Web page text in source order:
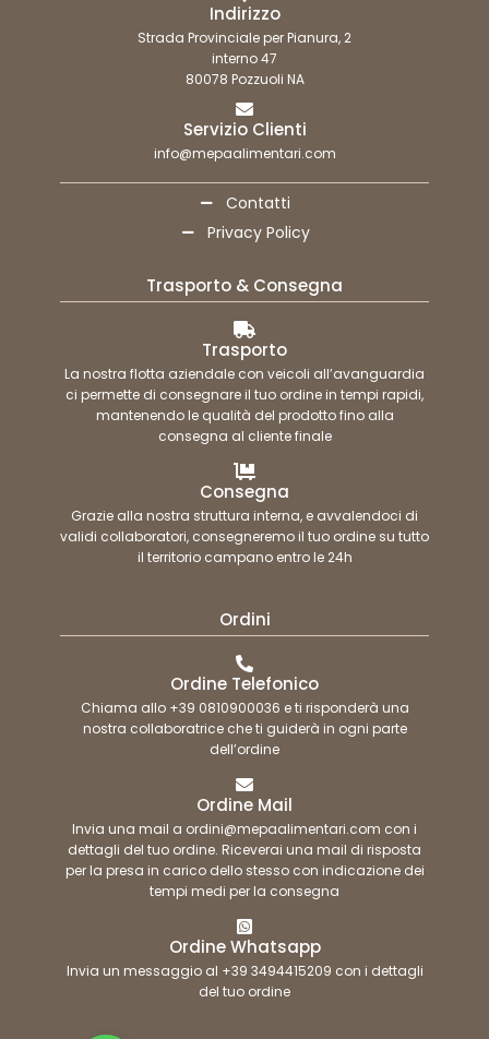
Indirizzo
Strada Provinciale per Pianura, 2
interno 47
80078 Pozzuoli NA
Servizio Clienti
info@mepaalimentari.com
Contatti
Privacy Policy
Trasporto & Consegna
Trasporto
La nostra flotta aziendale con veicoli all’avanguardia
ci permette di consegnare il tuo ordine in tempi rapidi,
mantenendo le qualità del prodotto fino alla
consegna al cliente finale
Consegna
Grazie alla nostra struttura interna, e avvalendoci di
validi collaboratori, consegneremo il tuo ordine su tutto
il territorio campano entro le 24h
Ordini
Ordine Telefonico
Chiama allo +39 0810900036 e ti risponderà una
nostra collaboratrice che ti guiderà in ogni parte
dell’ordine
Ordine Mail
Invia una mail a ordini@mepaalimentari.com con i
dettagli del tuo ordine. Riceverai una mail di risposta
per la presa in carico dello stesso con indicazione dei
tempi medi per la consegna
Ordine Whatsapp
Invia un messaggio al +39 3494415209 con i dettagli
del tuo ordine